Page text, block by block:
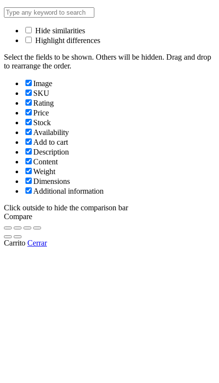
Hide similarities
Highlight differences
Select the fields to be shown. Others will be hidden. Drag and drop
to rearrange the order.
Image
SKU
Rating
Price
Stock
Availability
Add to cart
Description
Content
Weight
Dimensions
Additional information
Click outside to hide the comparison bar
Compare
Carrito Cerrar